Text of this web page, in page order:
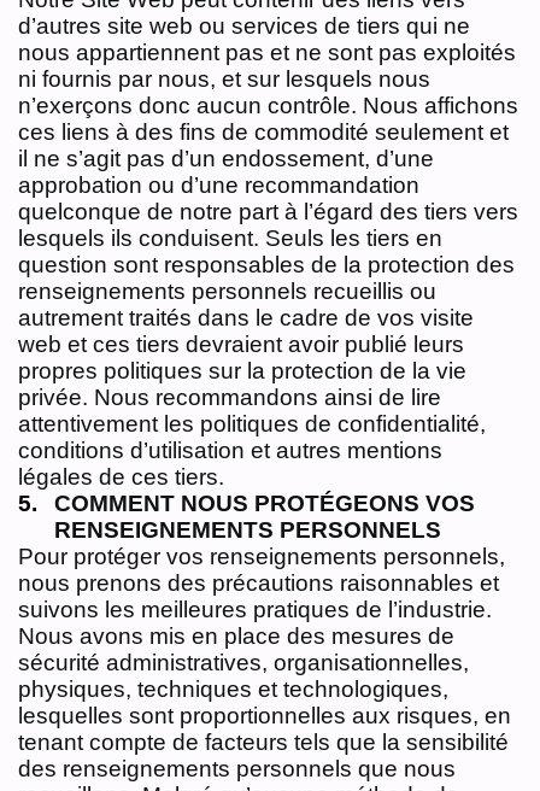
d’autres site web ou services de tiers qui ne
nous appartiennent pas et ne sont pas exploités
ni fournis par nous, et sur lesquels nous
n’exerçons donc aucun contrôle. Nous affichons
ces liens à des fins de commodité seulement et
il ne s’agit pas d’un endossement, d’une
approbation ou d’une recommandation
quelconque de notre part à l’égard des tiers vers
lesquels ils conduisent. Seuls les tiers en
question sont responsables de la protection des
renseignements personnels recueillis ou
autrement traités dans le cadre de vos visite
web et ces tiers devraient avoir publié leurs
propres politiques sur la protection de la vie
privée. Nous recommandons ainsi de lire
attentivement les politiques de confidentialité,
conditions d’utilisation et autres mentions
légales de ces tiers.
COMMENT NOUS PROTÉGEONS VOS
RENSEIGNEMENTS PERSONNELS
Pour protéger vos renseignements personnels,
nous prenons des précautions raisonnables et
suivons les meilleures pratiques de l’industrie.
Nous avons mis en place des mesures de
sécurité administratives, organisationnelles,
physiques, techniques et technologiques,
lesquelles sont proportionnelles aux risques, en
tenant compte de facteurs tels que la sensibilité
des renseignements personnels que nous